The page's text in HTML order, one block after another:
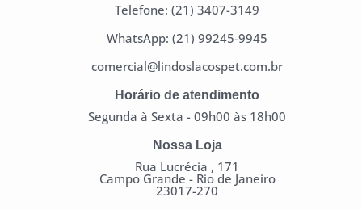
Telefone: (21) 3407-3149
WhatsApp: (21) 99245-9945
comercial@lindoslacospet.com.br
Horário de atendimento
Segunda à Sexta - 09h00 às 18h00
Nossa Loja
Rua Lucrécia , 171
Campo Grande - Rio de Janeiro
23017-270